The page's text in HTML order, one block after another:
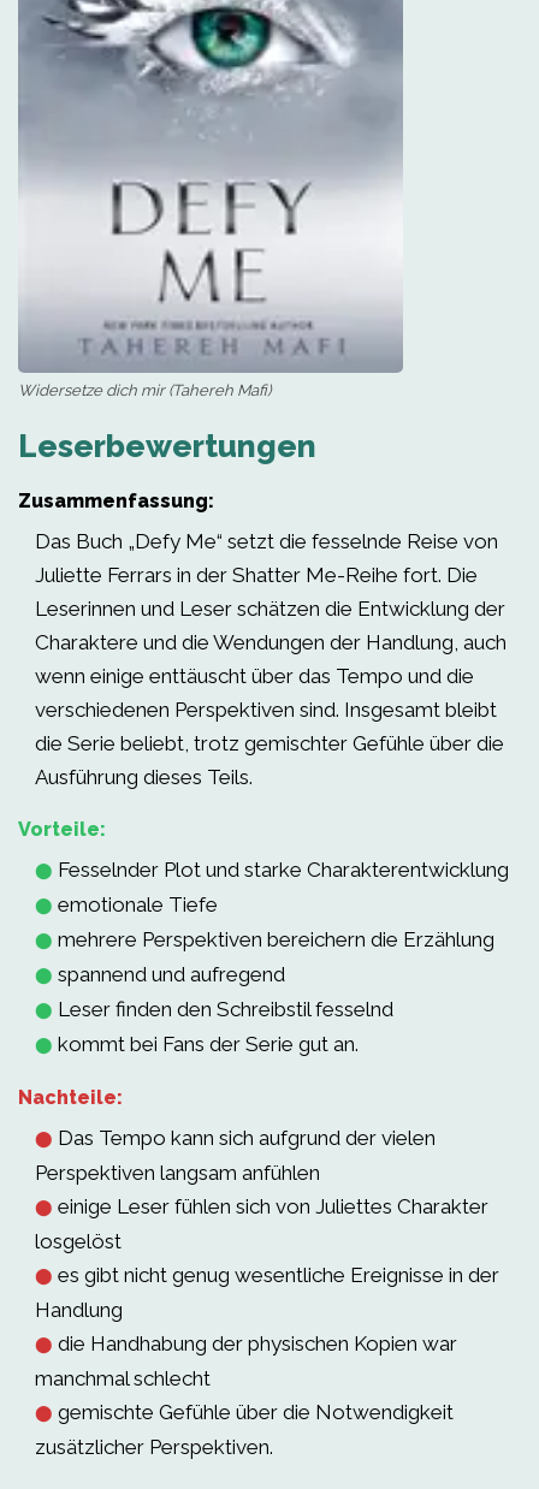
Widersetze dich mir (Tahereh Mafi)
Leserbewertungen
Zusammenfassung:
Das Buch „Defy Me“ setzt die fesselnde Reise von
Juliette Ferrars in der Shatter Me-Reihe fort. Die
Leserinnen und Leser schätzen die Entwicklung der
Charaktere und die Wendungen der Handlung, auch
wenn einige enttäuscht über das Tempo und die
verschiedenen Perspektiven sind. Insgesamt bleibt
die Serie beliebt, trotz gemischter Gefühle über die
Ausführung dieses Teils.
Vorteile:
⬤ Fesselnder Plot und starke Charakterentwicklung
⬤ emotionale Tiefe
⬤ mehrere Perspektiven bereichern die Erzählung
⬤ spannend und aufregend
⬤ Leser finden den Schreibstil fesselnd
⬤ kommt bei Fans der Serie gut an.
Nachteile:
⬤ Das Tempo kann sich aufgrund der vielen
Perspektiven langsam anfühlen
⬤ einige Leser fühlen sich von Juliettes Charakter
losgelöst
⬤ es gibt nicht genug wesentliche Ereignisse in der
Handlung
⬤ die Handhabung der physischen Kopien war
manchmal schlecht
⬤ gemischte Gefühle über die Notwendigkeit
zusätzlicher Perspektiven.